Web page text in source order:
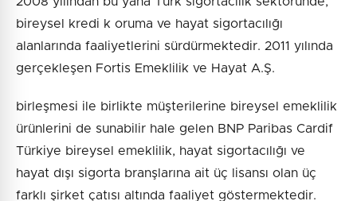
bireysel kredi k oruma ve hayat sigortacılığı
alanlarında faaliyetlerini sürdürmektedir. 2011 yılında
gerçekleşen Fortis Emeklilik ve Hayat A.Ş.
birleşmesi ile birlikte müşterilerine bireysel emeklilik
ürünlerini de sunabilir hale gelen BNP Paribas Cardif
Türkiye bireysel emeklilik, hayat sigortacılığı ve
hayat dışı sigorta branşlarına ait üç lisansı olan üç
farklı şirket çatısı altında faaliyet göstermektedir.